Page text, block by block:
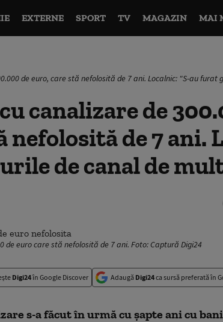
EXTERNE SPORT TV MAGAZIN MAI
de euro, care stă nefolosită de 7 ani. Localnic: "S-au
canalizare de
nefolosită de 7 ani.
de canal de
de euro care stă nefolosită de 7 ani. Foto: Captură Digi24
Digi24în Google Discover Adaugă Digi24ca sursă preferată în
s-a făcut în urmă cu șapte ani cu